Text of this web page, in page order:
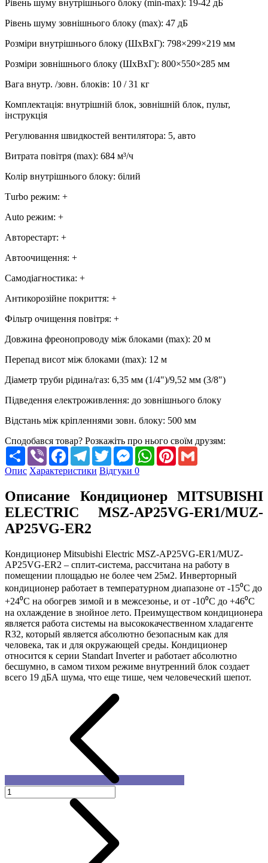
Рівень шуму внутрішнього блоку (min-max): 19-42 дБ
Рівень шуму зовнішнього блоку (max): 47 дБ
Розміри внутрішнього блоку (ШхВхГ): 798×299×219 мм
Розміри зовнішнього блоку (ШхВхГ): 800×550×285 мм
Вага внутр. /зовн. блоків: 10 / 31 кг
Комплектація: внутрішній блок, зовнішній блок, пульт,
інструкція
Регулювання швидкостей вентилятора: 5, авто
Витрата повітря (max): 684 м³/ч
Колір внутрішнього блоку: білий
Тurbo режим: +
Аuto режим: +
Авторестарт: +
Автоочищення: +
Самодіагностика: +
Антикорозійне покриття: +
Фільтр очищення повітря: +
Довжина фреонопроводу між блоками (max): 20 м
Перепад висот між блоками (max): 12 м
Діаметр труби рідина/газ: 6,35 мм (1/4")/9,52 мм (3/8")
Підведення електроживлення: до зовнішнього блоку
Відстань між кріпленнями зовн. блоку: 500 мм
Сподобався товар? Розкажіть про нього своїм друзям:
Share Viber FacebookTelegramTwitterMessengerWhatsApp
Pinterest
Опис Характеристики Відгуки 0
Описание Кондиционер MITSUBISHI
ELECTRIC MSZ-AP25VG-ER1/MUZ-
AP25VG-ER2
Кондиционер Mitsubishi Electric MSZ-AP25VG-ER1/MUZ-
AP25VG-ER2 – сплит-система, рассчитана на работу в
помещении площадью не более чем 25м2. Инверторный
кондиционер работает в температурном диапазоне от -15⁰С до
+24⁰С на обогрев зимой и в межсезонье, и от -10⁰С до +46⁰С
на охлаждение в знойное лето. Преимуществом кондиционера
является работа системы на высококачественном хладагенте
R32, который является абсолютно безопасным как для
человека, так и для окружающей среды. Кондиционер
относится к серии Standart Inverter и работает абсолютно
бесшумно, в самом тихом режиме внутренний блок создает
всего 19 дБА шума, что еще тише, чем человеческий шепот.